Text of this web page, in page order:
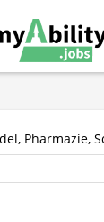
Pharmazie,